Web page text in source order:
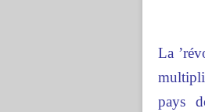
La
pays